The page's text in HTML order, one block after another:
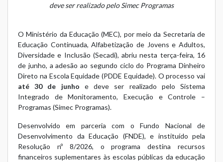
deve ser realizado pelo Simec Programas
O Ministério da Educação (MEC), por meio da Secretaria de
Educação Continuada, Alfabetização de Jovens e Adultos,
Diversidade e Inclusão (Secadi), abriu nesta terça-feira, 16
de junho, a adesão ao segundo ciclo do Programa Dinheiro
Direto na Escola Equidade (PDDE Equidade). O processo vai
até 30 de junho e deve ser realizado peloSistema
Integrado de Monitoramento, Execução e Controle –
Programas (Simec Programas).
Desenvolvido em parceria com o Fundo Nacional de
Desenvolvimento da Educação (FNDE), e instituído pela
Resolução nº 8/2026, o programa destina recursos
financeiros suplementares às escolas públicas da educação